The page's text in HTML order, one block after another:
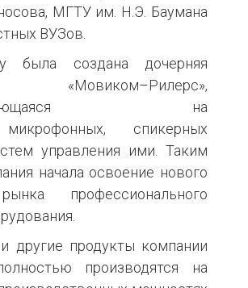
МГТУ им. Н.Э. Баумана
ВУЗов.
была создана дочерняя
«Мовиком–Рилерс»,
на
спикерных
управления ими. Таким
начала освоение нового
профессионального
другие продукты компании
производятся на